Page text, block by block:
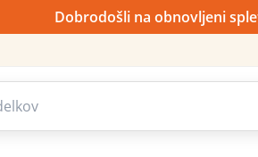
Dobrodošli na obnovljeni